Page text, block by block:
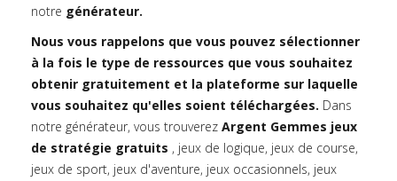
notre générateur.
Nous vous rappelons que vous pouvez sélectionner
à la fois le type de ressources que vous souhaitez
obtenir gratuitement et la plateforme sur laquelle
vous souhaitez qu'elles soient téléchargées. Dans
notre générateur, vous trouverez Argent Gemmes jeux
de stratégie gratuits , jeux de logique, jeux de course,
jeux de sport, jeux d'aventure, jeux occasionnels, jeux